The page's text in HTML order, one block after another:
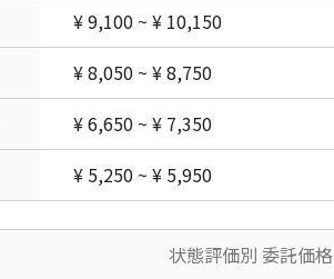
¥ 9,100 ~ ¥ 10,150
¥ 8,050 ~ ¥ 8,750
¥ 6,650 ~ ¥ 7,350
¥ 5,250 ~ ¥ 5,950
状態評価別 委託価格